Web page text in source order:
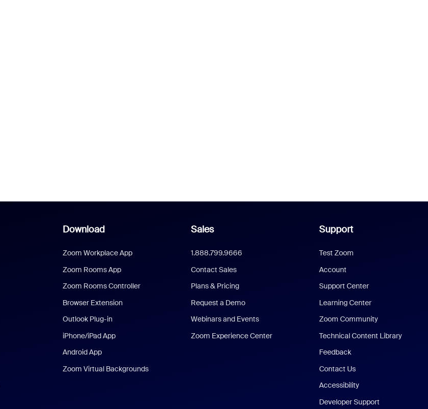
Download
Zoom Workplace App
Zoom Rooms App
Zoom Rooms Controller
Browser Extension
Outlook Plug-in
iPhone/iPad App
Android App
Zoom Virtual Backgrounds
Sales
1.888.799.9666
Contact Sales
Plans & Pricing
Request a Demo
Webinars and Events
Zoom Experience Center
Support
Test Zoom
Account
Support Center
Learning Center
Zoom Community
Technical Content Library
Feedback
Contact Us
Accessibility
Developer Support